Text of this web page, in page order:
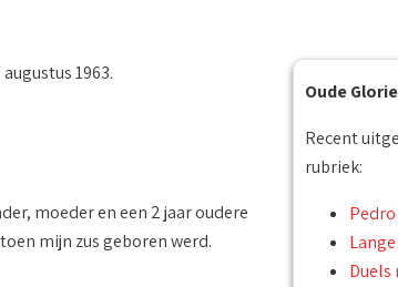
Oude Glorie
Recent
rubriek:
Duels
1963.
moeder en een 2 jaar oudere
mijn zus geboren werd.